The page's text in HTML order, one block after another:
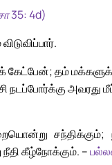
35: 4d)
தம்
நடப்போர்க்கு அவரது
சந்திக்கும்;
கீழ்நோக்கும். –